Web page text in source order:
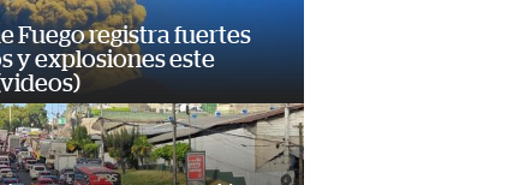
Fuego registra fuertes
y explosiones este